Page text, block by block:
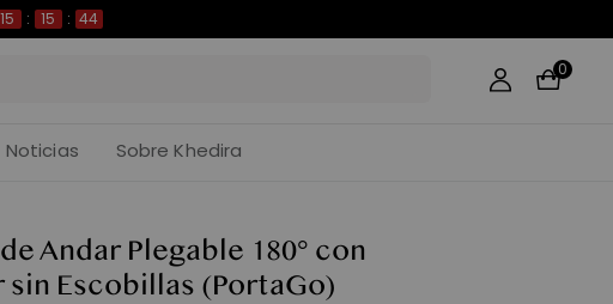
15 : 15 : 43
0
Noticias Sobre Khedira
Andar Plegable 180° con
sin Escobillas (PortaGo)